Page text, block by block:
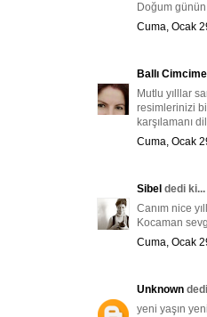
Doğum
Cuma, Ocak
Ballı Cimcime
Mutlu yılllar
resimlerinizi
karşılamanı
Cuma, Ocak
Sibel dedi ki...
Canım nice
Kocaman
Cuma, Ocak
Unknown
yeni yaşın